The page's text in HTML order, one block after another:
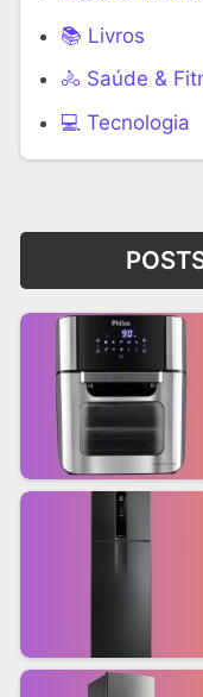
📚 Livros
🚴 Saúde &
‍💻 Tecnologia